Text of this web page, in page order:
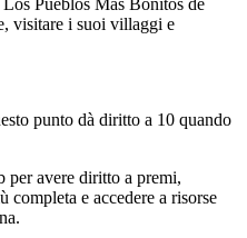
Pueblos Más Bonitos de
visitare i suoi villaggi e
punto dà diritto a 10 quando
avere diritto a premi,
completa e accedere a risorse